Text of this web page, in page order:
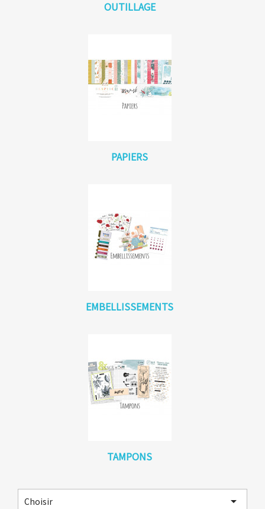
OUTILLAGE
PAPIERS
EMBELLISSEMENTS
TAMPONS
Choisir
